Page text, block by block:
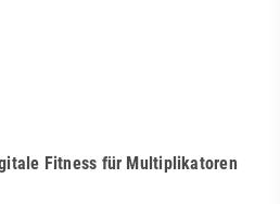
Fitness für Multiplikatoren